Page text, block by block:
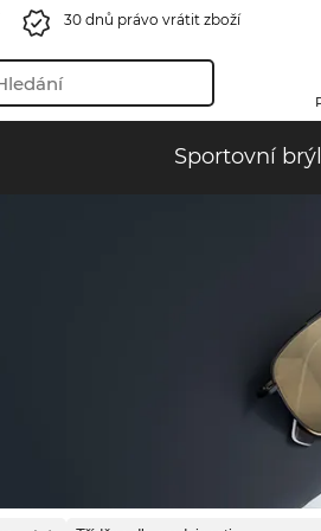
30 dnů právo vrátit zboží
Sportovní